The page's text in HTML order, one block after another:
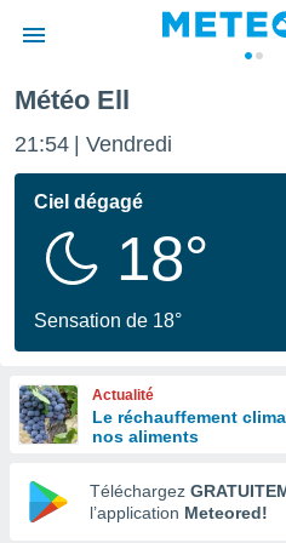
de
en
Météo Ell
21:54 Vendredi
Ciel dégagé
18°
Sensation de 18°
Actualité
Le réchauffement
nos aliments
Téléchargez
l’application Meteored!